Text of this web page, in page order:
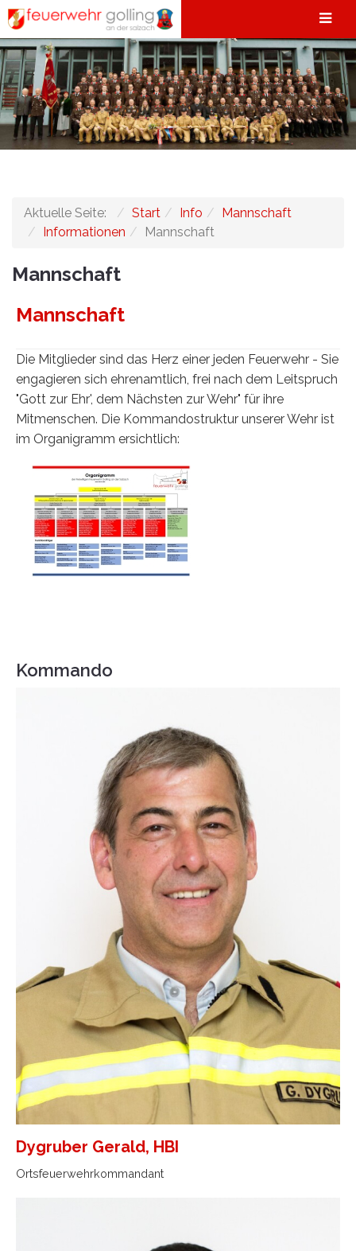
Aktuelle Seite: Start Info
Mannschaft
Informationen
Mannschaft
Mannschaft
Mannschaft
Die Mitglieder sind das Herz einer jeden Feuerwehr - Sie
engagieren sich ehrenamtlich, frei nach dem Leitspruch
"Gott zur Ehr', dem Nächsten zur Wehr" für ihre
Mitmenschen. Die Kommandostruktur unserer Wehr ist
im Organigramm ersichtlich:
Kommando
Dygruber Gerald, HBI
Ortsfeuerwehrkommandant